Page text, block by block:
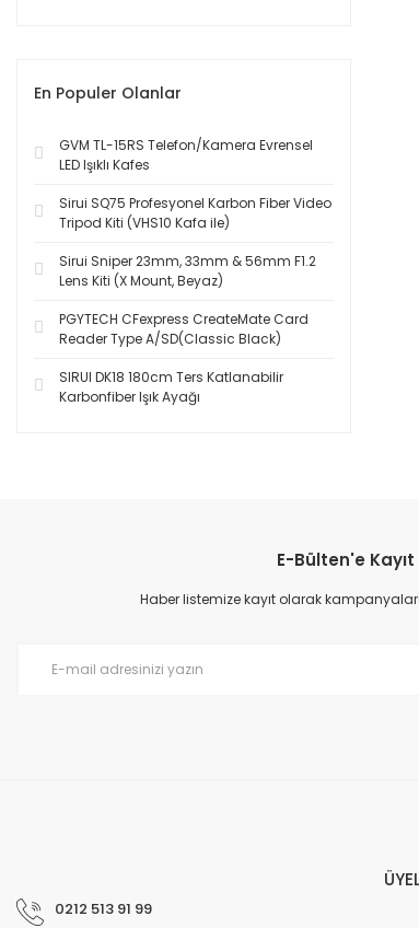
En Populer Olanlar
GVM TL-15RS Telefon/Kamera Evrensel
LED Işıklı Kafes
Sirui SQ75 Profesyonel Karbon Fiber Video
Tripod Kiti (VHS10 Kafa ile)
Sirui Sniper 23mm, 33mm & 56mm F1.2
Lens Kiti (X Mount, Beyaz)
PGYTECH CFexpress CreateMate Card
Reader Type A/SD(Classic Black)
SIRUI DK18 180cm Ters Katlanabilir
Karbonfiber Işık Ayağı
E-Bülten'e Kayıt
Haber listemize kayıt olarak
0212 513 91 99